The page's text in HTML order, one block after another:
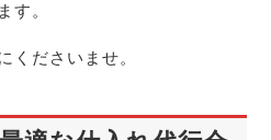
す。
くださいませ。